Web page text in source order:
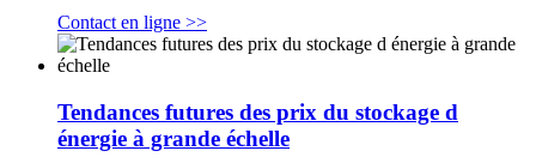
Contact en ligne >>
Tendances futures des prix du stockage d
énergie à grande échelle